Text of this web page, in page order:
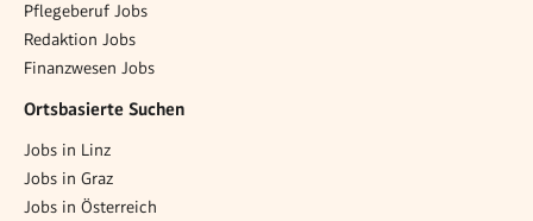
Pflegeberuf Jobs
Redaktion Jobs
Finanzwesen Jobs
Ortsbasierte Suchen
Jobs in Linz
Jobs in Graz
Jobs in Österreich